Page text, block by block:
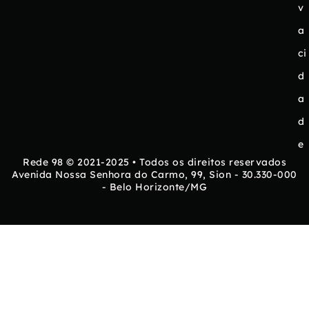
v
a
ci
d
a
d
e
Rede 98 © 2021-2025 • Todos os direitos reservados
Avenida Nossa Senhora do Carmo, 99, Sion - 30.330-000
- Belo Horizonte/MG